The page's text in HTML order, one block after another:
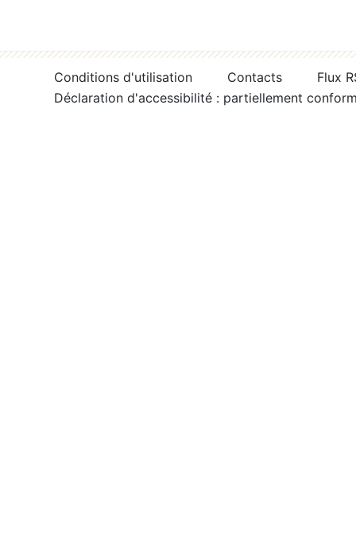
Conditions d'utilisation Contacts
Flux
Déclaration d'accessibilité : partiellement